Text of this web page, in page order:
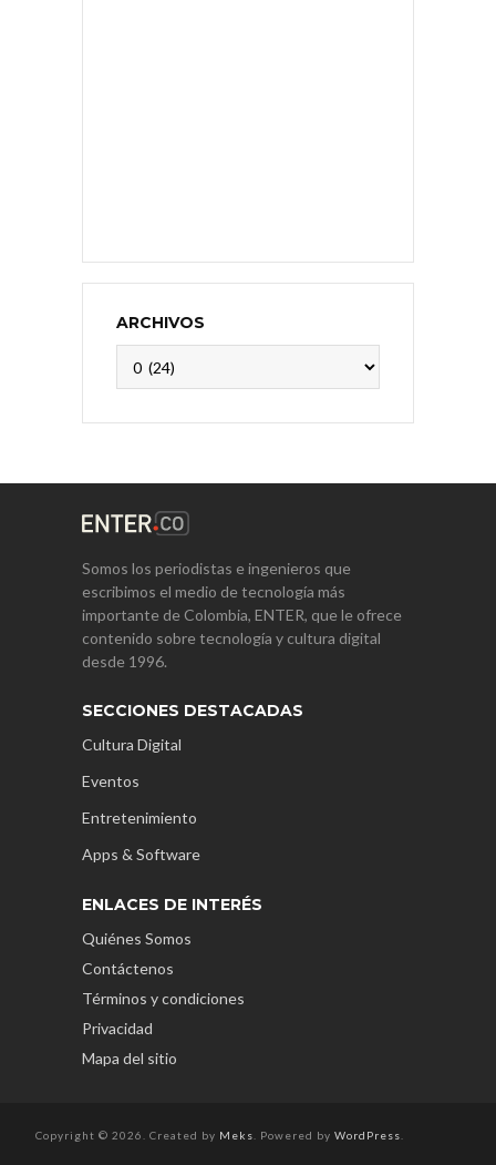
ARCHIVOS
Somos los periodistas e ingenieros que
escribimos el medio de tecnología más
importante de Colombia, ENTER, que le ofrece
contenido sobre tecnología y cultura digital
desde 1996.
SECCIONES DESTACADAS
Cultura Digital
Eventos
Entretenimiento
Apps & Software
ENLACES DE INTERÉS
Quiénes Somos
Contáctenos
Términos y condiciones
Privacidad
Mapa del sitio
Copyright © 2026. Created by Meks . Powered by WordPress